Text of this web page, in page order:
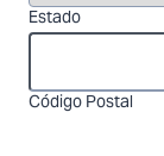
Estado
Código Postal